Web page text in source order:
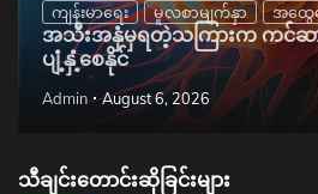
ကျန်းမာရေး မူလစာမျက်နှာ အထွ
အသီးအနှံမှရတဲ့သကြားက ကင်ဆ
ပျံ့နှံ့စေနိုင်
Admin August 6, 2026
သီချင်းတောင်းဆိုခြင်းများ